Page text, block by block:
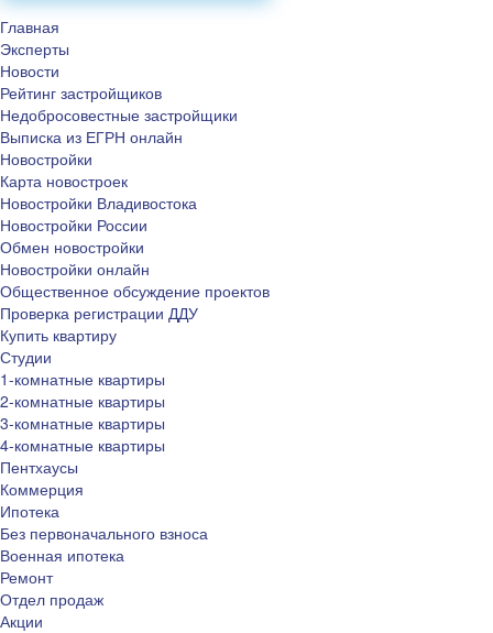
Главная
Эксперты
Новости
Рейтинг застройщиков
Недобросовестные застройщики
Выписка из ЕГРН онлайн
Новостройки
Карта новостроек
Новостройки Владивостока
Новостройки России
Обмен новостройки
Новостройки онлайн
Общественное обсуждение проектов
Проверка регистрации ДДУ
Купить квартиру
Студии
1-комнатные квартиры
2-комнатные квартиры
3-комнатные квартиры
4-комнатные квартиры
Пентхаусы
Коммерция
Ипотека
Без первоначального взноса
Военная ипотека
Ремонт
Отдел продаж
Акции